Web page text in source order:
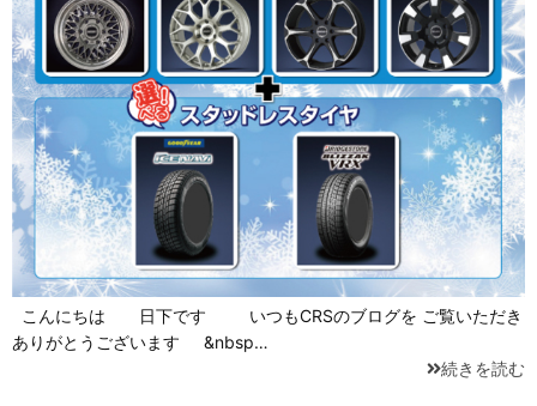
こんにちは 日下です いつもCRSのブログを ご覧いただき
ありがとうございます &nbsp…
続きを読む